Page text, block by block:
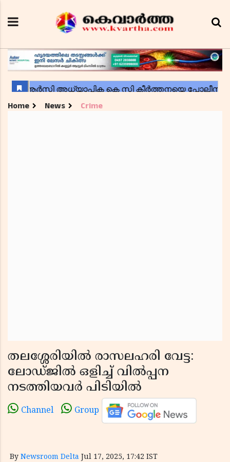
Home News Crime
തലശ്ശേരിയിൽ രാസലഹരി വേട്ട:
ലോഡ്ജിൽ ഒളിച്ച് വിൽപ്പന
നടത്തിയവർ പിടിയിൽ
Channel Group
By Newsroom Delta Jul 17, 2025, 17:42 IST